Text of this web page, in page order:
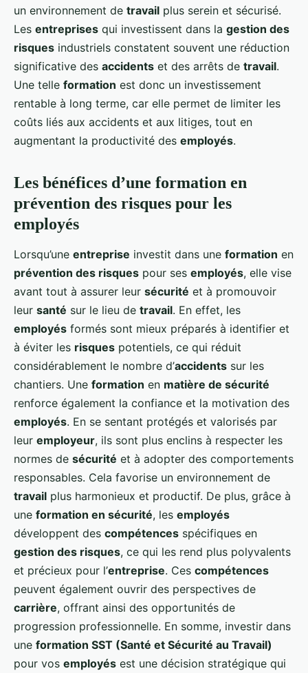
un environnement de travail plus serein et sécurisé.
Les entreprises qui investissent dans la gestion des
risques industriels constatent souvent une réduction
significative des accidents et des arrêts de travail.
Une telle formation est donc un investissement
rentable à long terme, car elle permet de limiter les
coûts liés aux accidents et aux litiges, tout en
augmentant la productivité des employés.
Les bénéfices d’une formation en
prévention des risques pour les
employés
Lorsqu’une entreprise investit dans une formation en
prévention des risques pour ses employés, elle vise
avant tout à assurer leur sécurité et à promouvoir
leur santé sur le lieu de travail. En effet, les
employés formés sont mieux préparés à identifier et
à éviter les risques potentiels, ce qui réduit
considérablement le nombre d’accidents sur les
chantiers. Une formation en matière de sécurité
renforce également la confiance et la motivation des
employés. En se sentant protégés et valorisés par
leur employeur, ils sont plus enclins à respecter les
normes de sécurité et à adopter des comportements
responsables. Cela favorise un environnement de
travail plus harmonieux et productif. De plus, grâce à
une formation en sécurité, les employés
développent des compétences spécifiques en
gestion des risques, ce qui les rend plus polyvalents
et précieux pour l’entreprise. Ces compétences
peuvent également ouvrir des perspectives de
carrière, offrant ainsi des opportunités de
progression professionnelle. En somme, investir dans
une formation SST (Santé et Sécurité au Travail)
pour vos employés est une décision stratégique qui